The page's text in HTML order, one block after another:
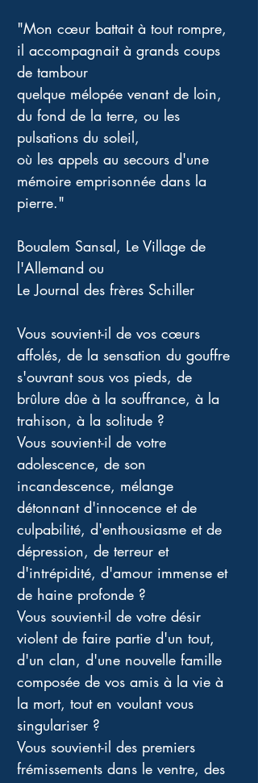
"Mon cœur battait à tout rompre,
il accompagnait à grands coups
de tambour
quelque mélopée venant de loin,
du fond de la terre, ou les
pulsations du soleil,
où les appels au secours d'une
mémoire emprisonnée dans la
pierre."
Boualem Sansal, Le Village de
l'Allemand ou
Le Journal des frères Schiller
Vous souvient-il de vos cœurs
affolés, de la sensation du gouffre
s'ouvrant sous vos pieds, de
brûlure dûe à la souffrance, à la
trahison, à la solitude ?
Vous souvient-il de votre
adolescence, de son
incandescence, mélange
détonnant d'innocence et de
culpabilité, d'enthousiasme et de
dépression, de terreur et
d'intrépidité, d'amour immense et
de haine profonde ?
Vous souvient-il de votre désir
violent de faire partie d'un tout,
d'un clan, d'une nouvelle famille
composée de vos amis à la vie à
la mort, tout en voulant vous
singulariser ?
Vous souvient-il des premiers
frémissements dans le ventre, des